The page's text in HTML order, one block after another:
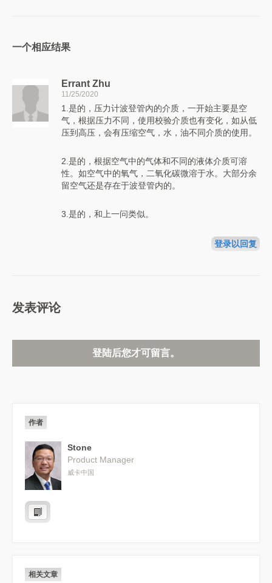
一个相应结果
Errant Zhu
11/25/2020
1.是的，压力计波登管內的介质，一开始主要是空
气，根据压力不同，使用校验介质也有变化，如从低
压到高压，会有压缩空气，水，油不同介质的使用。
2.是的，根据空气中的气体和不同的液体介质可溶
性。如空气中的氧气，二氧化碳微溶于水。大部分余
留空气还是存在于波登管内的。
3.是的，和上一问类似。
登录以回复
发表评论
登陆后您才可留言。
作者
Stone
Product Manager
威卡中国
相关文章